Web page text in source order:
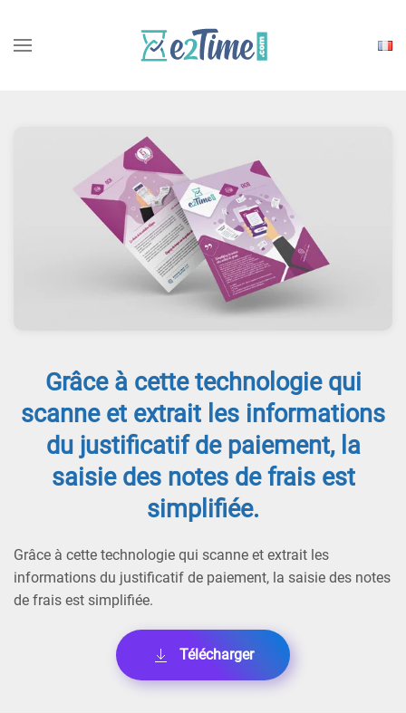
une
Grâce à cette technologie qui
scanne et extrait les informations
du justificatif de paiement, la
saisie des notes de frais est
simplifiée.
Grâce à cette technologie qui scanne et extrait les
informations du justificatif de paiement, la saisie des notes
de frais est simplifiée.
Télécharger